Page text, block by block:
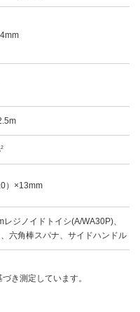
2
）×13mm
レジノイドトイシ(A/WA30P)、
六角棒スパナ、サイドハンドル
き測定しています。